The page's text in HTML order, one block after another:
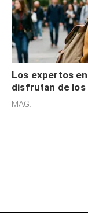
Los expertos
disfrutan de los
sensibilidad a
MAG.